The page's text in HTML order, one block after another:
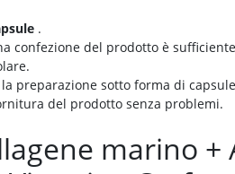
.
confezione del prodotto è
la preparazione sotto forma di
del prodotto senza problemi.
marino +